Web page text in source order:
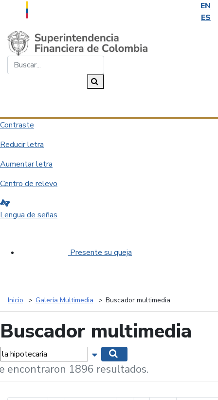
EN
ES
Saltar al contenido principal
Contraste
Reducir letra
Aumentar letra
Centro de relevo
Lengua de señas
Presente su queja
Inicio Galería Multimedia Buscador multimedia
Buscador multimedia
Mostrar opciones de búsqueda
encontraron 1896 resultados.